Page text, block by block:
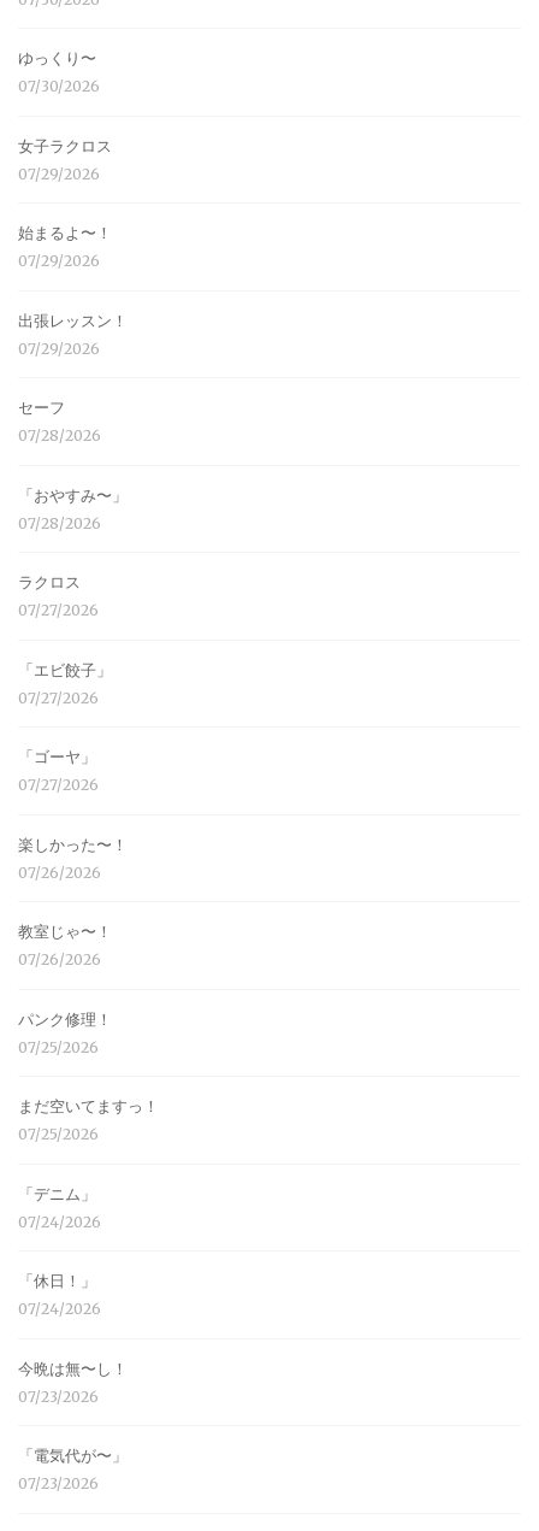
ゆっくり〜
07/30/2026
女子ラクロス
07/29/2026
始まるよ〜！
07/29/2026
出張レッスン！
07/29/2026
セーフ
07/28/2026
「おやすみ〜」
07/28/2026
ラクロス
07/27/2026
「エビ餃子」
07/27/2026
「ゴーヤ」
07/27/2026
楽しかった〜！
07/26/2026
教室じゃ〜！
07/26/2026
パンク修理！
07/25/2026
まだ空いてますっ！
07/25/2026
「デニム」
07/24/2026
「休日！」
07/24/2026
今晩は無〜し！
07/23/2026
「電気代が〜」
07/23/2026